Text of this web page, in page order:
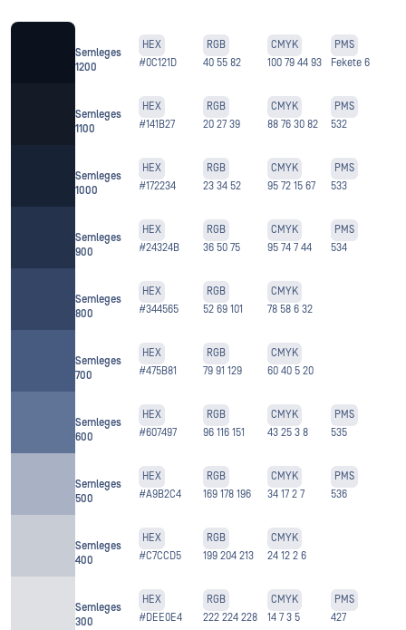
Semleges
1200
HEX
#0C121D
RGB
40 55 82
CMYK
100 79 44 93
PMS
Fekete 6
Semleges
1100
HEX
#141B27
RGB
20 27 39
CMYK
88 76 30 82
PMS
532
Semleges
1000
HEX
#172234
RGB
23 34 52
CMYK
95 72 15 67
PMS
533
Semleges
900
HEX
#24324B
RGB
36 50 75
CMYK
95 74 7 44
PMS
534
Semleges
800
HEX
#344565
RGB
52 69 101
CMYK
78 58 6 32
Semleges
700
HEX
#475B81
RGB
79 91 129
CMYK
60 40 5 20
Semleges
600
HEX
#607497
RGB
96 116 151
CMYK
43 25 3 8
PMS
535
Semleges
500
HEX
#A9B2C4
RGB
169 178 196
CMYK
34 17 2 7
PMS
536
Semleges
400
HEX
#C7CCD5
RGB
199 204 213
CMYK
24 12 2 6
Semleges
300
HEX
#DEE0E4
RGB
222 224 228
CMYK
14 7 3 5
PMS
427